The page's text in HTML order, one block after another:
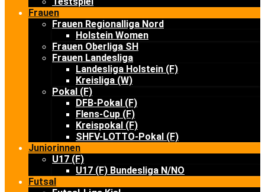
Frauen
Frauen Regionalliga Nord
Holstein Women
Frauen Oberliga SH
Frauen Landesliga
Landesliga Holstein (F)
Kreisliga (W)
Pokal (F)
DFB-Pokal (F)
Flens-Cup (F)
Kreispokal (F)
SHFV-LOTTO-Pokal (F)
Juniorinnen
U17 (F)
U17 (F) Bundesliga N/NO
Futsal